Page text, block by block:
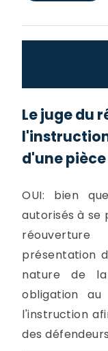
Le juge du
d'une pièce
OUI: bien
autorisés à se
présentation
nature de
obligation
l'instruction
des